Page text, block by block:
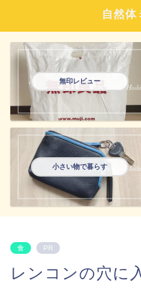
自然体
無印レビュー
小さい物で暮らす
食 PR
レンコンの穴に